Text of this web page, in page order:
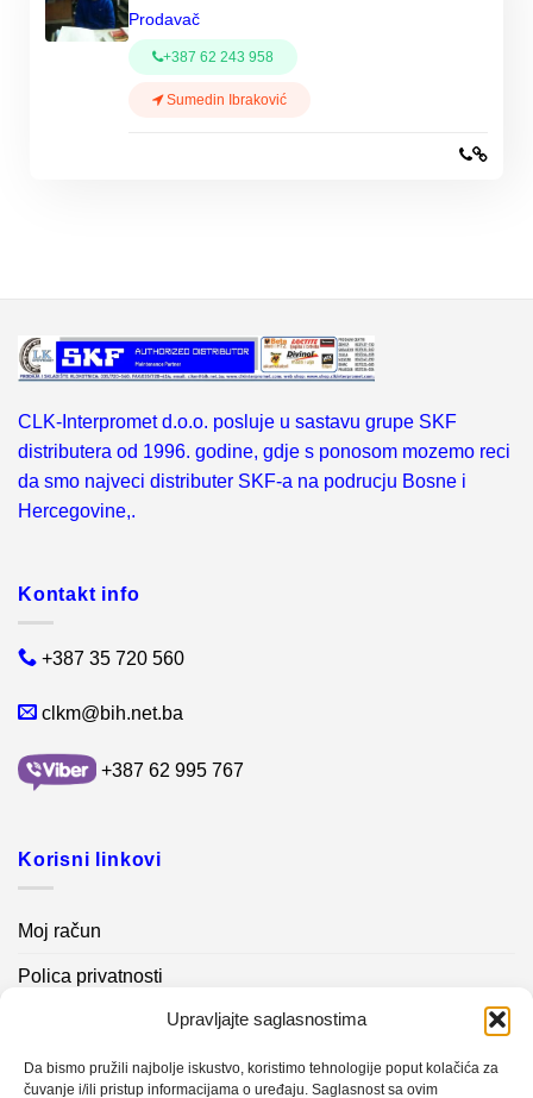
Upravljajte saglasnostima
Da bismo pružili najbolje iskustvo, koristimo tehnologije poput kolačića za
čuvanje i/ili pristup informacijama o uređaju. Saglasnost sa ovim
Prodavač
+387 62 243 958
Sumedin Ibraković
CLK-Interpromet d.o.o. posluje u sastavu grupe SKF
distributera od 1996. godine, gdje s ponosom mozemo reci
da smo najveci distributer SKF-a na podrucju Bosne i
Hercegovine,.
Kontakt info
+387 35 720 560
clkm@bih.net.ba
+387 62 995 767
Korisni linkovi
Moj račun
Polica privatnosti
Kontakt info